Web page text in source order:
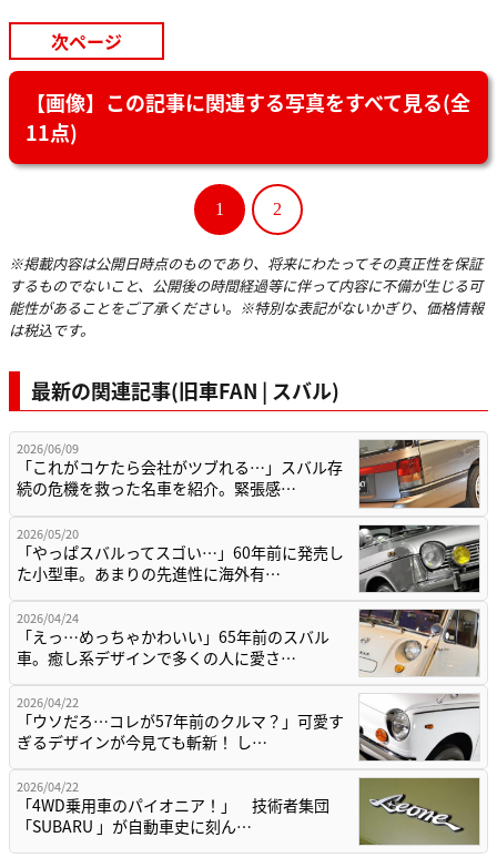
次ページ
【画像】この記事に関連する写真をすべて見る(全
11点)
1 2
※掲載内容は公開日時点のものであり、将来にわたってその真正性を保証
するものでないこと、公開後の時間経過等に伴って内容に不備が生じる可
能性があることをご了承ください。※特別な表記がないかぎり、価格情報
は税込です。
最新の関連記事(旧車FAN | スバル)
2026/06/09
「これがコケたら会社がツブれる…」スバル存
続の危機を救った名車を紹介。緊張感…
2026/05/20
「やっぱスバルってスゴい…」60年前に発売し
た小型車。あまりの先進性に海外有…
2026/04/24
「えっ…めっちゃかわいい」65年前のスバル
車。癒し系デザインで多くの人に愛さ…
2026/04/22
「ウソだろ…コレが57年前のクルマ？」可愛す
ぎるデザインが今見ても斬新！ し…
2026/04/22
「4WD乗用車のパイオニア！」 技術者集団
「SUBARU 」が自動車史に刻ん…